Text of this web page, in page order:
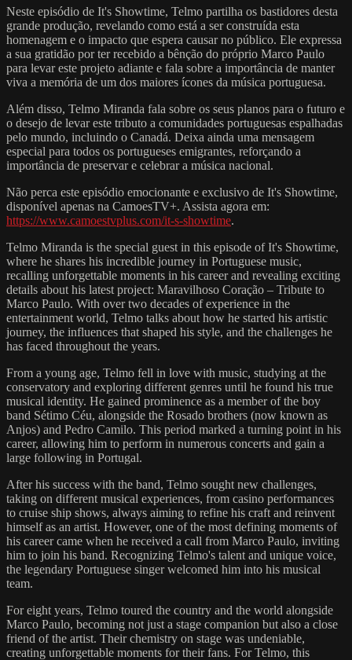
Neste episódio de It's Showtime, Telmo partilha os bastidores desta
grande produção, revelando como está a ser construída esta
homenagem e o impacto que espera causar no público. Ele expressa
a sua gratidão por ter recebido a bênção do próprio Marco Paulo
para levar este projeto adiante e fala sobre a importância de manter
viva a memória de um dos maiores ícones da música portuguesa.
Além disso, Telmo Miranda fala sobre os seus planos para o futuro e
o desejo de levar este tributo a comunidades portuguesas espalhadas
pelo mundo, incluindo o Canadá. Deixa ainda uma mensagem
especial para todos os portugueses emigrantes, reforçando a
importância de preservar e celebrar a música nacional.
Não perca este episódio emocionante e exclusivo de It's Showtime,
disponível apenas na CamoesTV+. Assista agora em:
https://www.camoestvplus.com/it-s-showtime.
Telmo Miranda is the special guest in this episode of It's Showtime,
where he shares his incredible journey in Portuguese music,
recalling unforgettable moments in his career and revealing exciting
details about his latest project: Maravilhoso Coração – Tribute to
Marco Paulo. With over two decades of experience in the
entertainment world, Telmo talks about how he started his artistic
journey, the influences that shaped his style, and the challenges he
has faced throughout the years.
From a young age, Telmo fell in love with music, studying at the
conservatory and exploring different genres until he found his true
musical identity. He gained prominence as a member of the boy
band Sétimo Céu, alongside the Rosado brothers (now known as
Anjos) and Pedro Camilo. This period marked a turning point in his
career, allowing him to perform in numerous concerts and gain a
large following in Portugal.
After his success with the band, Telmo sought new challenges,
taking on different musical experiences, from casino performances
to cruise ship shows, always aiming to refine his craft and reinvent
himself as an artist. However, one of the most defining moments of
his career came when he received a call from Marco Paulo, inviting
him to join his band. Recognizing Telmo's talent and unique voice,
the legendary Portuguese singer welcomed him into his musical
team.
For eight years, Telmo toured the country and the world alongside
Marco Paulo, becoming not just a stage companion but also a close
friend of the artist. Their chemistry on stage was undeniable,
creating unforgettable moments for their fans. For Telmo, this